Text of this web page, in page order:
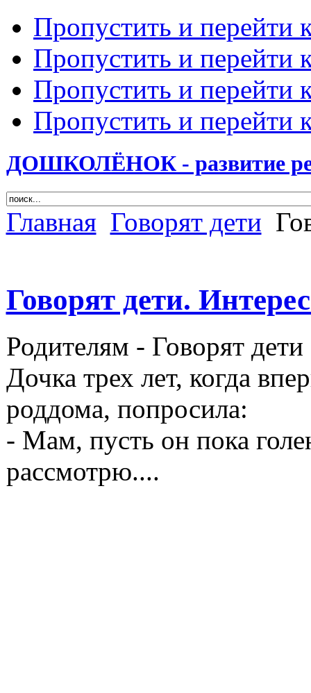
Пропустить и перейти
Пропустить и перейти
Пропустить и перейти
Пропустить и перейти
ДОШКОЛЁНОК - развитие
Главная Говорят дети
Говорят дети.
Родителям - Говорят дети
Дочка трех лет, когда
роддома, попросила:
- Мам, пусть он пока
рассмотрю....